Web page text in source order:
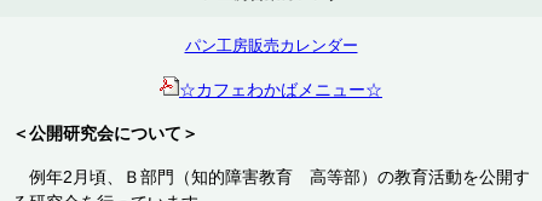
パン工房販売カレンダー
☆カフェわかばメニュー☆
＜公開研究会について＞
例年2月頃、Ｂ部門（知的障害教育 高等部）の教育活動を公開す